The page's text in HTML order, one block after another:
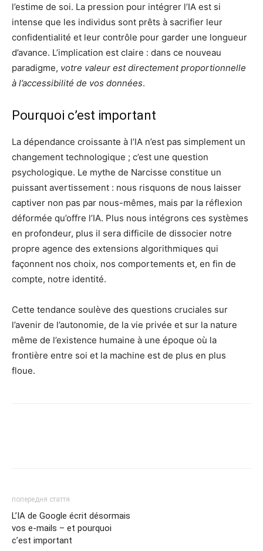
l’estime de soi. La pression pour intégrer l’IA est si
intense que les individus sont prêts à sacrifier leur
confidentialité et leur contrôle pour garder une longueur
d’avance. L’implication est claire : dans ce nouveau
paradigme, votre valeur est directement proportionnelle
à l’accessibilité de vos données.
Pourquoi c’est important
La dépendance croissante à l’IA n’est pas simplement un
changement technologique ; c’est une question
psychologique. Le mythe de Narcisse constitue un
puissant avertissement : nous risquons de nous laisser
captiver non pas par nous-mêmes, mais par la réflexion
déformée qu’offre l’IA. Plus nous intégrons ces systèmes
en profondeur, plus il sera difficile de dissocier notre
propre agence des extensions algorithmiques qui
façonnent nos choix, nos comportements et, en fin de
compte, notre identité.
Cette tendance soulève des questions cruciales sur
l’avenir de l’autonomie, de la vie privée et sur la nature
même de l’existence humaine à une époque où la
frontière entre soi et la machine est de plus en plus
floue.
попередня стаття
L’IA de Google écrit désormais
vos e-mails – et pourquoi
c’est important